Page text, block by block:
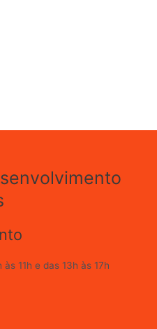
11h e das 13h às 17h